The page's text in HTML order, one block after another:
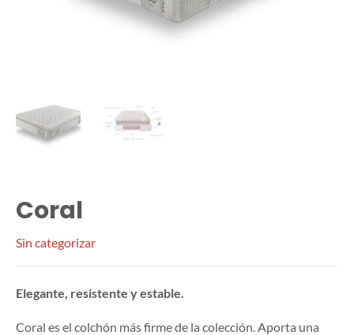
Coral
Sin categorizar
Elegante, resistente y estable.
Coral es el colchón más firme de la colección. Aporta una